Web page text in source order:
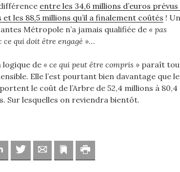
entre les 34,6 millions d’euros
et les 88,5 millions qu’il a finalement coûtés !
Métropole n’a jamais qualifiée de« pas
ce qui doit être engagé »…
logique de« ce qui peut être compris » paraît
Elle l’est pourtant bien davantage que
le coût de l’Arbre de 52,4 millions à 80,4
Sur lesquelles on reviendra bientôt.
Linkedin Twitter Adresse mailMarque-page